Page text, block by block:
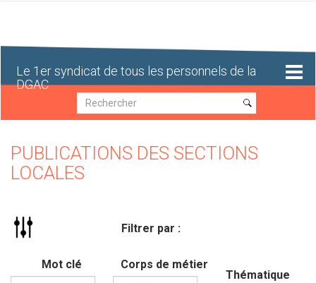
Le 1er syndicat de tous les personnels de la
DGAC
Recherche
Recherche
PUBLICATIONS DES SECTIONS
LOCALES
Filtrer par :
Mot clé Corps de métier
Thématique